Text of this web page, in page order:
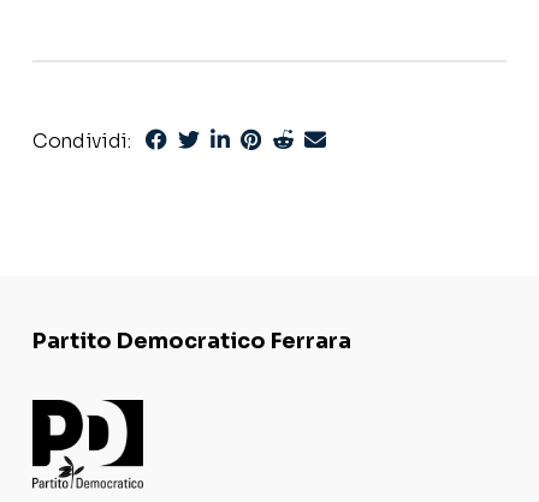
Condividi:
Partito Democratico Ferrara